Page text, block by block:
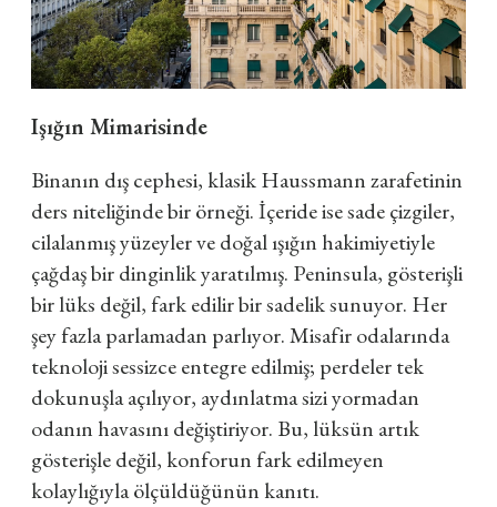
Işığın Mimarisinde
Binanın dış cephesi, klasik Haussmann zarafetinin
ders niteliğinde bir örneği. İçeride ise sade çizgiler,
cilalanmış yüzeyler ve doğal ışığın hakimiyetiyle
çağdaş bir dinginlik yaratılmış. Peninsula, gösterişli
bir lüks değil, fark edilir bir sadelik sunuyor. Her
şey fazla parlamadan parlıyor. Misafir odalarında
teknoloji sessizce entegre edilmiş; perdeler tek
dokunuşla açılıyor, aydınlatma sizi yormadan
odanın havasını değiştiriyor. Bu, lüksün artık
gösterişle değil, konforun fark edilmeyen
kolaylığıyla ölçüldüğünün kanıtı.